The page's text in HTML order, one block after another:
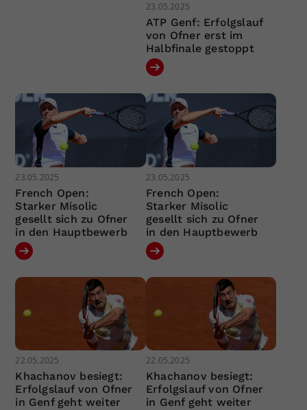
23.05.2025
ATP Genf: Erfolgslauf
von Ofner erst im
Halbfinale gestoppt
23.05.2025
French Open:
Starker Misolic
gesellt sich zu Ofner
in den Hauptbewerb
23.05.2025
French Open:
Starker Misolic
gesellt sich zu Ofner
in den Hauptbewerb
22.05.2025
Khachanov besiegt:
Erfolgslauf von Ofner
in Genf geht weiter
22.05.2025
Khachanov besiegt:
Erfolgslauf von Ofner
in Genf geht weiter